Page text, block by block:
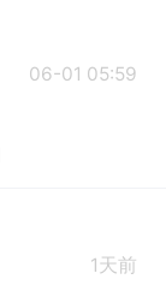
06-01 05:59
1天前